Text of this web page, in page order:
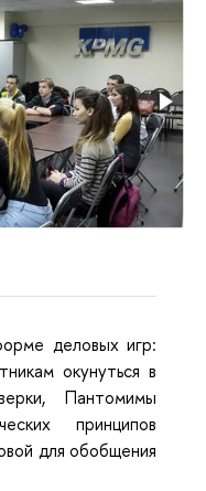
деловых игр:
окунуться в
Пантомимы
принципов
для обобщения